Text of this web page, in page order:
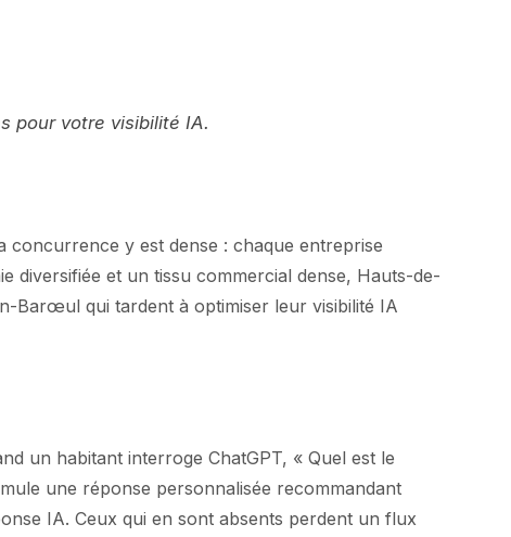
pour votre visibilité IA.
y est dense : chaque entreprise
diversifiée et un tissu commercial dense, Hauts-de-
Barœul qui tardent à optimiser leur visibilité IA
un habitant interroge ChatGPT, « Quel est le
une réponse personnalisée recommandant
IA. Ceux qui en sont absents perdent un flux